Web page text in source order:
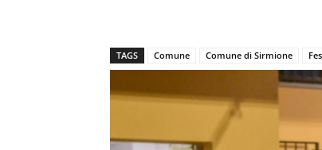
TAGS Comune Comune di Sirmione